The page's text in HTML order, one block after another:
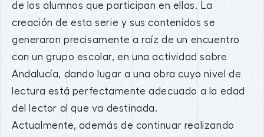
de los alumnos que participan en ellas. La
creación de esta serie y sus contenidos se
generaron precisamente a raíz de un encuentro
con un grupo escolar, en una actividad sobre
Andalucía, dando lugar a una obra cuyo nivel de
lectura está perfectamente adecuado a la edad
del lector al que va destinada.
Actualmente, además de continuar realizando